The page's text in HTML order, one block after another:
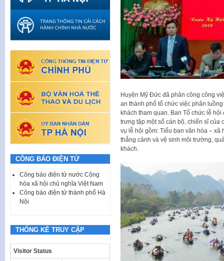
Huyện Mỹ Đức đã phân công công
an thành phố tổ chức việc phân
khách tham quan. Ban Tổ chức lễ
trưng tập một số cán bộ, chiến sĩ của
vụ lễ hội gồm: Tiểu ban văn hóa – xã
thắng cảnh và vệ sinh môi trường,
khách.
CÔNG BÁO ĐIỆN TỬ
Công báo điện tử nước Cộng
hòa xã hội chủ nghĩa Việt Nam
Công báo điện tử thành phố Hà
Nội
THỐNG KÊ TRUY CẬP
Visitor Status